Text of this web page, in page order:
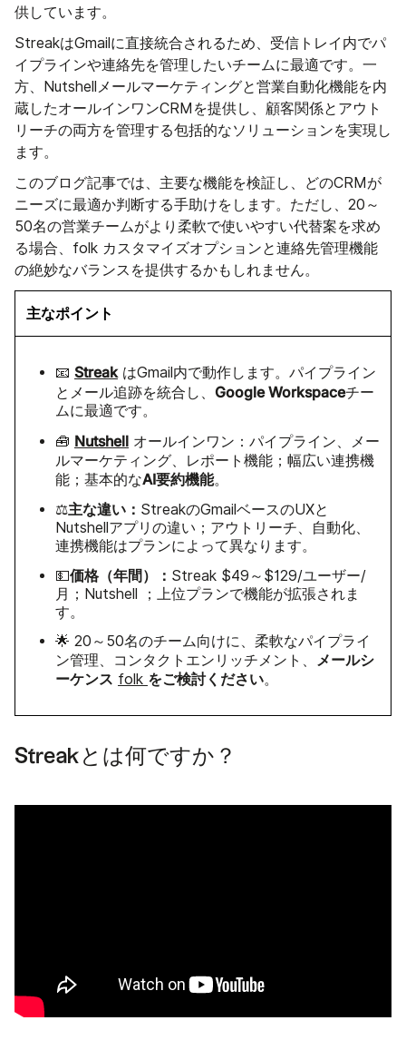
供しています。
StreakはGmailに直接統合されるため、受信トレイ内でパ
イプラインや連絡先を管理したいチームに最適です。一
方、Nutshellメールマーケティングと営業自動化機能を内
蔵したオールインワンCRMを提供し、顧客関係とアウト
リーチの両方を管理する包括的なソリューションを実現し
ます。
このブログ記事では、主要な機能を検証し、どのCRMが
ニーズに最適か判断する手助けをします。ただし、20～
50名の営業チームがより柔軟で使いやすい代替案を求め
る場合、folk カスタマイズオプションと連絡先管理機能
の絶妙なバランスを提供するかもしれません。
主なポイント
📧 StreakはGmail内で動作します。パイプライン
とメール追跡を統合し、 Google Workspaceチー
ムに最適です。
🧰 Nutshell オールインワン：パイプライン、メー
ルマーケティング、レポート機能；幅広い連携機
能；基本的なAI要約機能。
⚖️主な違い： StreakのGmailベースのUXと
Nutshellアプリの違い；アウトリーチ、自動化、
連携機能はプランによって異なります。
💵価格（年間）： Streak $49～$129/ユーザー/
月；Nutshell ；上位プランで機能が拡張されま
す。
🌟 20～50名のチーム向けに、柔軟なパイプライ
ン管理、コンタクトエンリッチメント、
メールシ
ーケンス folk をご検討ください。
Streakとは何ですか？